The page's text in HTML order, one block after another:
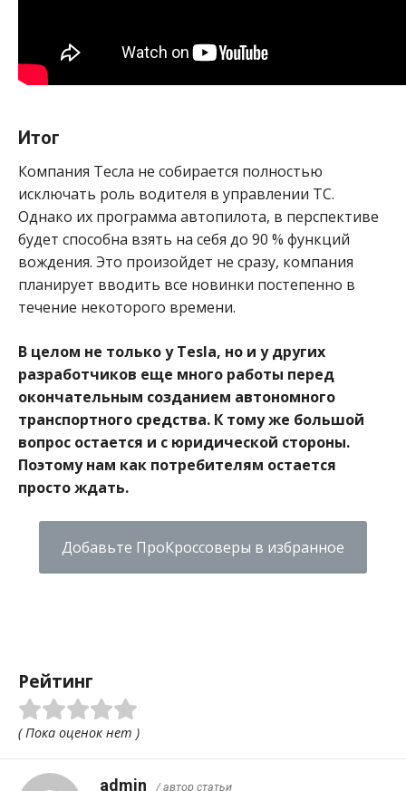
Итог
Компания Тесла не собирается полностью
исключать роль водителя в управлении ТС.
Однако их программа автопилота, в перспективе
будет способна взять на себя до 90 % функций
вождения. Это произойдет не сразу, компания
планирует вводить все новинки постепенно в
течение некоторого времени.
В целом не только у Tesla, но и у других
разработчиков еще много работы перед
окончательным созданием автономного
транспортного средства. К тому же большой
вопрос остается и с юридической стороны.
Поэтому нам как потребителям остается
просто ждать.
Добавьте ПроКроссоверы в избранное
Рейтинг
( Пока оценок нет )
admin / автор статьи